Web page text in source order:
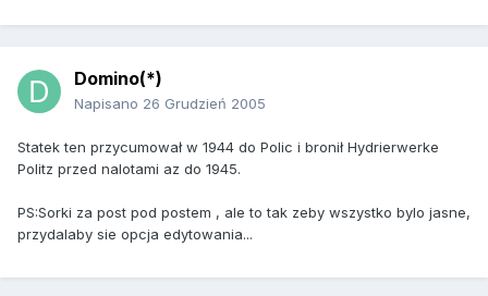
Domino(*)
Napisano 26 Grudzień 2005
Statek ten przycumował w 1944 do Polic i bronił Hydrierwerke
Politz przed nalotami az do 1945.
PS:Sorki za post pod postem , ale to tak zeby wszystko bylo jasne,
przydalaby sie opcja edytowania...